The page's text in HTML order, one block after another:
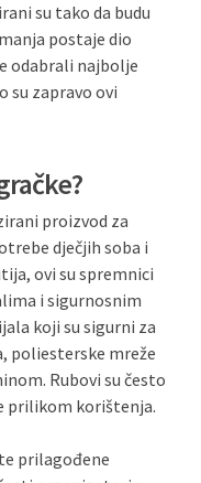
su tako da budu
postaje dio
odabrali najbolje
su zapravo ovi
proizvod za
dječjih soba i
ovi su spremnici
i sigurnosnim
koji su sigurni za
poliesterske mreže
Rubovi su često
prilikom korištenja.
prilagođene